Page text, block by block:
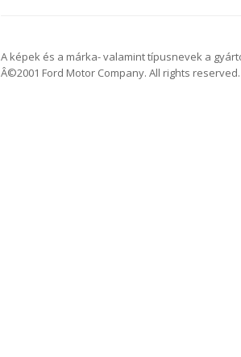
A képek és a márka- valamint típusnevek a
Â©2001 Ford Motor Company. All rights reserved.